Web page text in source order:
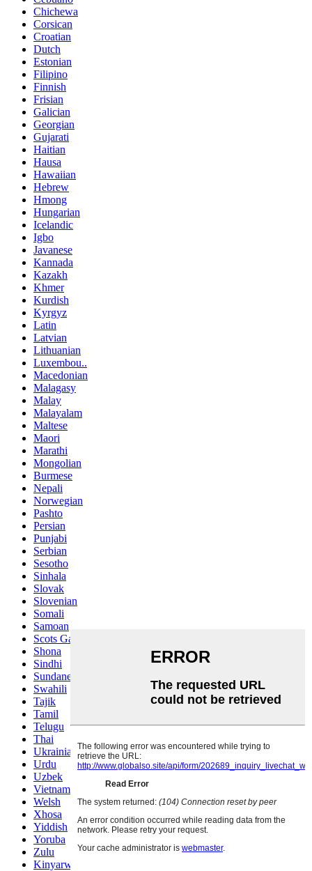
Chichewa
Corsican
Croatian
Dutch
Estonian
Filipino
Finnish
Frisian
Galician
Georgian
Gujarati
Haitian
Hausa
Hawaiian
Hebrew
Hmong
Hungarian
Icelandic
Igbo
Javanese
Kannada
Kazakh
Khmer
Kurdish
Kyrgyz
Latin
Latvian
Lithuanian
Luxembou..
Macedonian
Malagasy
Malay
Malayalam
Maltese
Maori
Marathi
Mongolian
Burmese
Nepali
Norwegian
Pashto
Persian
Punjabi
Serbian
Sesotho
Sinhala
Slovak
Slovenian
Somali
Samoan
Scots Gaelic
Shona
Sindhi
Sundanese
Swahili
Tajik
Tamil
Telugu
Thai
Ukrainian
Urdu
Uzbek
Vietnamese
Welsh
Xhosa
Yiddish
Yoruba
Zulu
Kinyarwanda